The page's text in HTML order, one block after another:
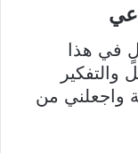
في هذا
والتفكير
واجعلني من